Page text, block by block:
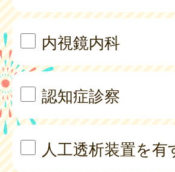
内視鏡内科
認知症診察
人工透析装置を有